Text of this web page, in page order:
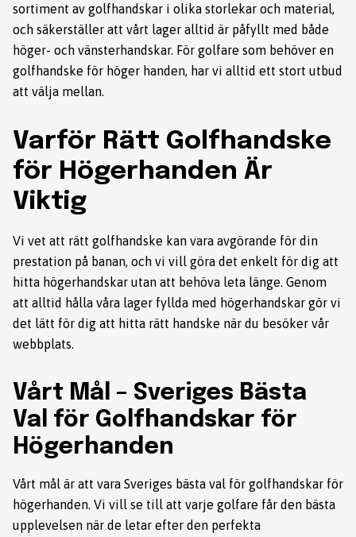
sortiment av golfhandskar i olika storlekar och material,
och säkerställer att vårt lager alltid är påfyllt med både
höger- och vänsterhandskar. För golfare som behöver en
golfhandske för höger handen, har vi alltid ett stort utbud
att välja mellan.
Varför Rätt Golfhandske
för Högerhanden Är
Viktig
Vi vet att rätt golfhandske kan vara avgörande för din
prestation på banan, och vi vill göra det enkelt för dig att
hitta högerhandskar utan att behöva leta länge. Genom
att alltid hålla våra lager fyllda med högerhandskar gör vi
det lätt för dig att hitta rätt handske när du besöker vår
webbplats.
Vårt Mål – Sveriges Bästa
Val för Golfhandskar för
Högerhanden
Vårt mål är att vara Sveriges bästa val för golfhandskar för
högerhanden. Vi vill se till att varje golfare får den bästa
upplevelsen när de letar efter den perfekta